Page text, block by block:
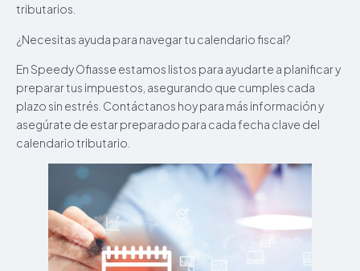
tributarios.
¿Necesitas ayuda para navegar tu calendario fiscal?
En Speedy Ofiasse estamos listos para ayudarte a planificar y
preparar tus impuestos, asegurando que cumples cada
plazo sin estrés. Contáctanos hoy para más información y
asegúrate de estar preparado para cada fecha clave del
calendario tributario.